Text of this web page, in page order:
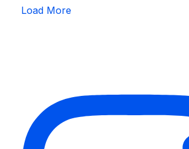
Load More